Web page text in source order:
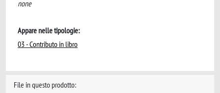
none
Appare nelle tipologie:
03 - Contributo in libro
File in questo prodotto: